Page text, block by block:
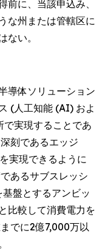
に、当該申込み、
な州または管轄区に
ない。
導体ソリューション
(人工知能 (AI) およ
で実現することであ
刻であるエッジ
実現できるように
あるサブスレッシ
盤とするアンビッ
比較して消費電力を
でに2億7,000万以